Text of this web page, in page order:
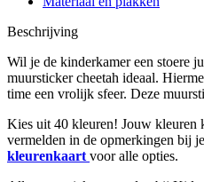
Beschrijving
Wil je de kinderkamer een stoere
muursticker cheetah ideaal.
time een vrolijk sfeer. Deze
Kies uit 40 kleuren! Jouw kleuren
vermelden in de opmerkingen bij
kleurenkaart voor alle opties.